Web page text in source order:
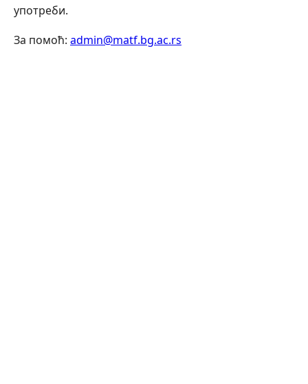
употреби.
За помоћ: admin@matf.bg.ac.rs